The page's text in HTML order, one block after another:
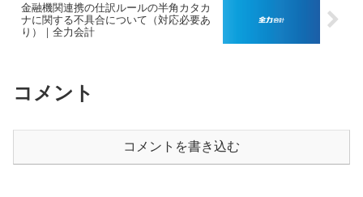
金融機関連携の仕訳ルールの半角カタカ
ナに関する不具合について（対応必要あ
り）｜全力会計
コメント
コメントを書き込む